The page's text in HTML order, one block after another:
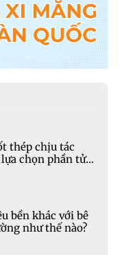
thép chịu tác
chọn phần tử
bền khác với bê
như thế nào?